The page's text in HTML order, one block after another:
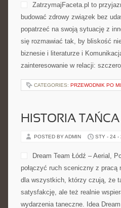
POSTED BY ADMIN STY - 24 -
Strona skupia się na tym, co
PRZEWODNIK PO
HISTORIA TAŃCA
POSTED BY ADMIN STY - 24 -